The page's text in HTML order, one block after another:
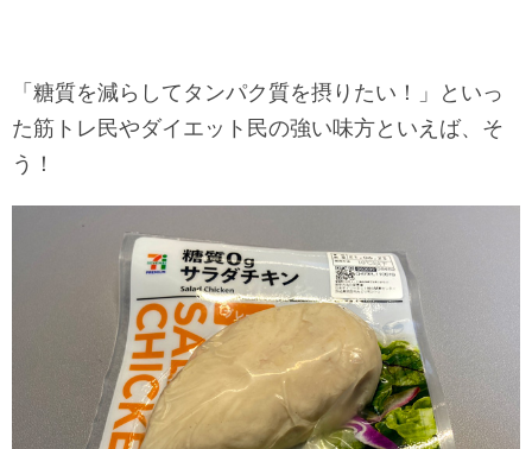
「糖質を減らしてタンパク質を摂りたい！」といっ
た筋トレ民やダイエット民の強い味方といえば、そ
う！